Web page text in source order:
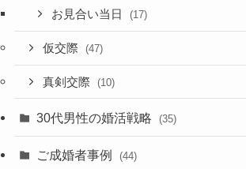
お見合い当日 (17)
仮交際 (47)
真剣交際 (10)
30代男性の婚活戦略 (35)
ご成婚者事例 (44)